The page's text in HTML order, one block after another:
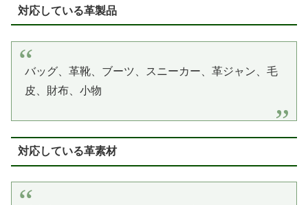
対応している革製品
バッグ、革靴、ブーツ、スニーカー、革ジャン、毛
皮、財布、小物
対応している革素材